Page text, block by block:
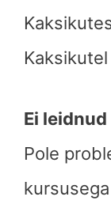
Ei
Pole